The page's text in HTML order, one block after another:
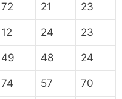
72 21 23
12 24 23
49 48 24
74 57 70